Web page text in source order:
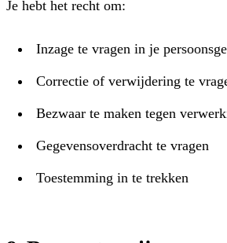
Je hebt het recht om:
Inzage te vragen in je
Correctie of verwijdering te
Bezwaar te maken tegen
Gegevensoverdracht te vragen
Toestemming in te trekken